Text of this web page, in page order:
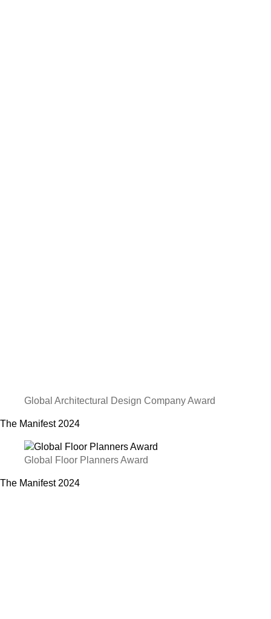
Global Architectural Design Company Award
The Manifest 2024
Global Floor Planners Award
The Manifest 2024